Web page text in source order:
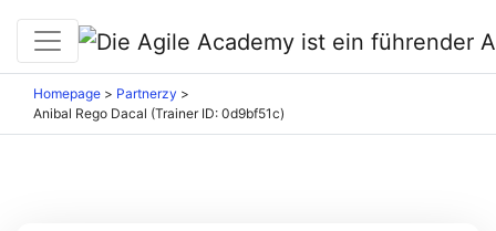
Homepage > Partnerzy >
Anibal Rego Dacal (Trainer ID: 0d9bf51c)